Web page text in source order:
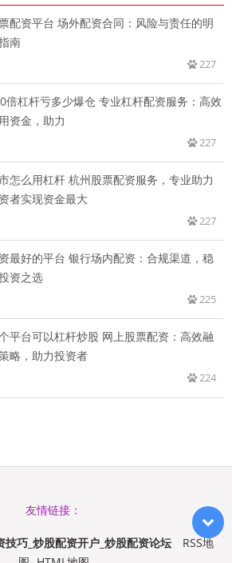
配资平台 场外配资合同：风险与责任的明
南
227
倍杠杆亏多少爆仓 专业杠杆配资服务：高效
资金，助力
227
怎么用杠杆 杭州股票配资服务，专业助力
者实现资金最大
227
最好的平台 银行场内配资：合规渠道，稳
资之选
225
平台可以杠杆炒股 网上股票配资：高效融
略，助力投资者
224
友情链接：
技巧_炒股配资开户_炒股配资论坛
RSS地